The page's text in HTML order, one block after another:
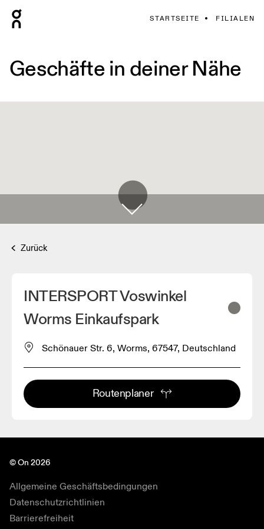
STARTSEITE FILIALEN
Geschäfte in deiner Nähe
Zurück
INTERSPORT Voswinkel
Worms Einkaufspark
Schönauer Str. 6, Worms, 67547, Deutschland
Routenplaner
© On 2026
Allgemeine Geschäftsbedingungen
Datenschutzrichtlinien
Barrierefreiheit